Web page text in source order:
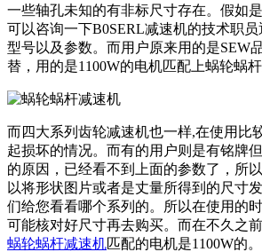
一些轴孔未知的有非标尺寸存在。假如是
可以咨询一下B0SERL减速机的技术职
型号以及参数。而用户原来用的是SEW
替，用的是1100W的电机匹配上蜗轮蜗杆
而四大系列齿轮减速机也一样,在使用比
起损坏的情况。而有的用户则是有铭牌
的原因，已经看不到上面的参数了，所
以将形状图片或者是丈量所得到的尺寸
们给您看看哪个系列的。所以在使用的
可能核对好尺寸再去购买。而在不久之
蜗轮蜗杆减速机匹配的电机是1100W的